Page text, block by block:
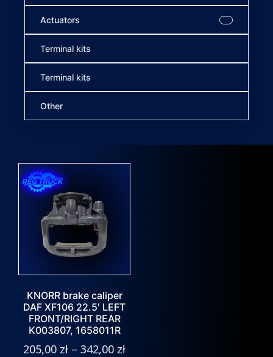
Actuators
Terminal kits
Terminal kits
Other
KNORR brake caliper
DAF XF106 22.5′ LEFT
FRONT/RIGHT REAR
K003807, 1658011R
205,00 zł – 342,00 zł